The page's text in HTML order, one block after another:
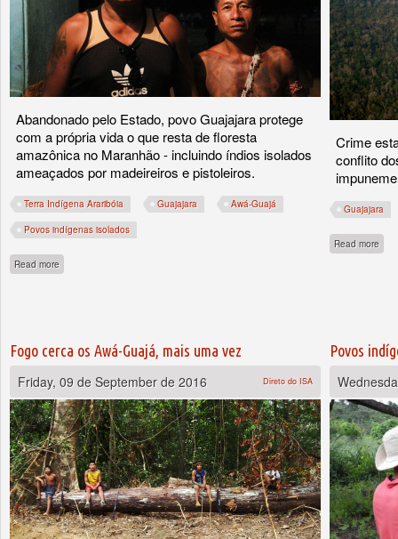
Abandonado pelo Estado, povo Guajajara protege
com a própria vida o que resta de floresta
amazônica no Maranhão - incluindo índios isolados
ameaçados por madeireiros e pistoleiros.
Terra Indígena Araribóia Guajajara Awá-Guajá
Povos indígenas isolados
Read more
Crime
conflito
Guajajara
Read more
Fogo cerca os Awá-Guajá, mais uma vez
Friday, 09 de September de 2016
Direto do ISA
Povos